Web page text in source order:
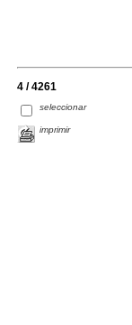
4 / 4261
seleccionar
imprimir